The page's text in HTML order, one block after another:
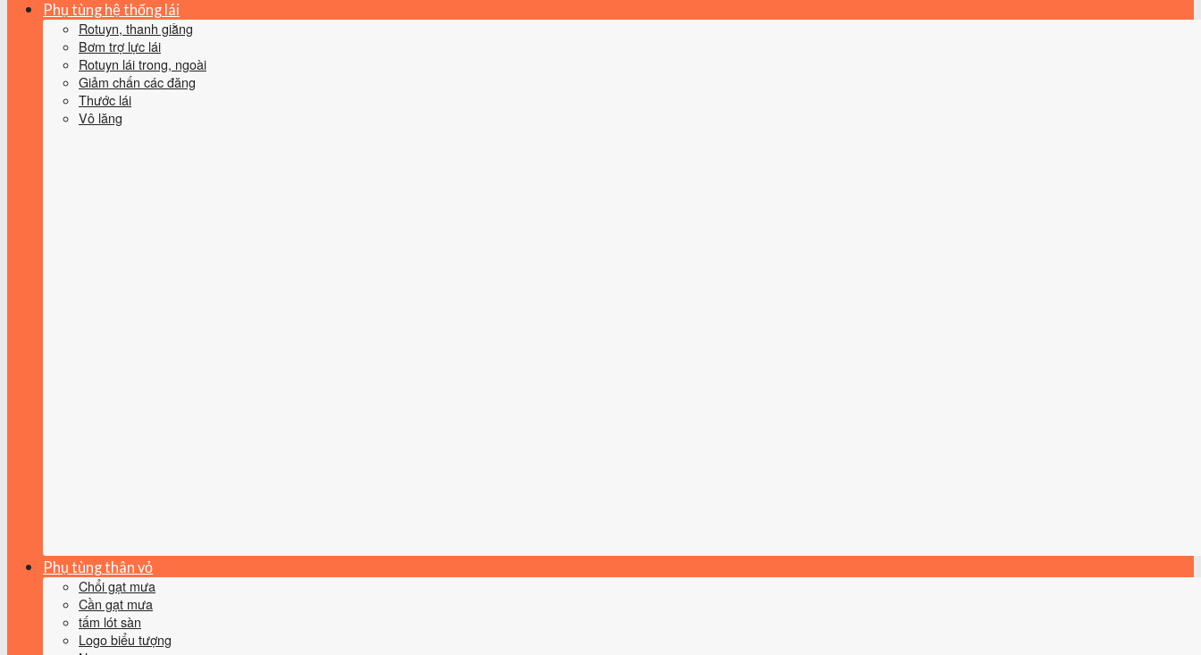
Phụ tùng hệ thống lái
Rotuyn, thanh giằng
Bơm trợ lực lái
Rotuyn lái trong, ngoài
Giảm chấn các đăng
Thước lái
Vô lăng
Phụ tùng thân vỏ
Chổi gạt mưa
Cần gạt mưa
tấm lót sàn
Logo biểu tượng